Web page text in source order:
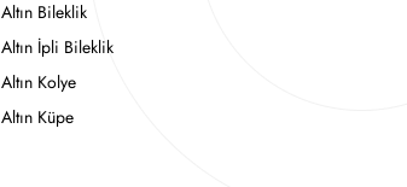
Altın Bileklik
Altın İpli Bileklik
Altın Kolye
Altın Küpe